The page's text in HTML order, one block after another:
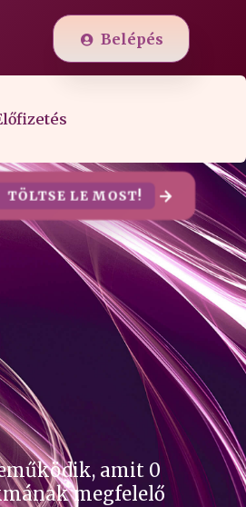
Belépés
TÖLTSE LE MOST!
amit 0
megfelelő